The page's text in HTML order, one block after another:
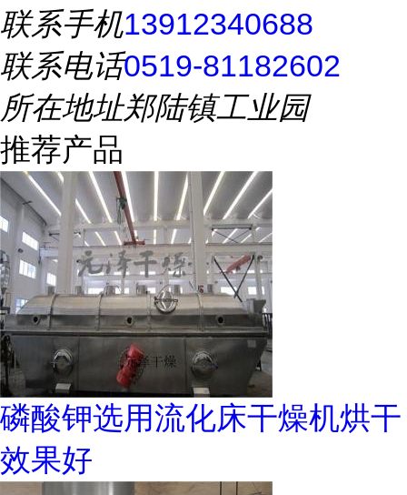
联系手机13912340688
联系电话0519-81182602
所在地址郑陆镇工业园
推荐产品
磷酸钾选用流化床干燥机烘干
效果好